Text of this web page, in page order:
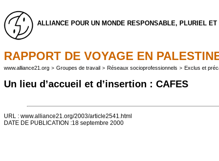
ALLIANCE POUR UN MONDE RESPONSABLE, PLURIEL
RAPPORT DE VOYAGE EN
www.alliance21.org > Groupes de travail > Réseaux socioprofessionnels > Exclus et
Un lieu d’accueil et d’insertion : CAFES
URL : www.alliance21.org/2003/article2541.html
DATE DE PUBLICATION :18 septembre 2000